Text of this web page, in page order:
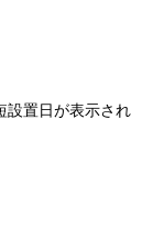
設置日が表示され